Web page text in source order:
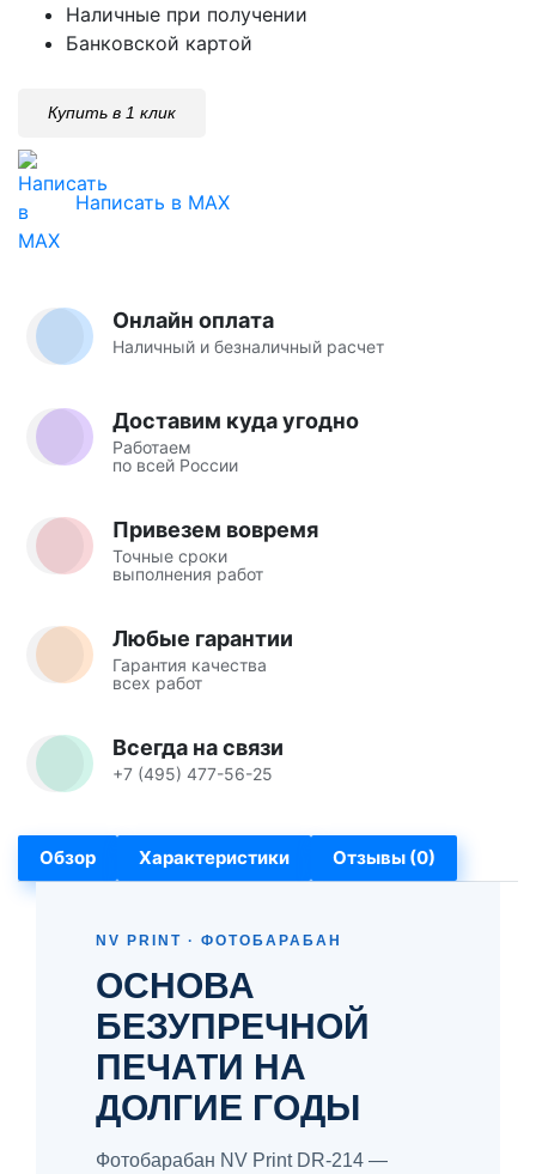
Наличные при получении
Банковской картой
Купить в 1 клик
Написать в MAX
Онлайн оплата
Наличный и безналичный расчет
Доставим куда угодно
Работаем
по всей России
Привезем вовремя
Точные сроки
выполнения работ
Любые гарантии
Гарантия качества
всех работ
Всегда на связи
+7 (495) 477-56-25
Обзор Характеристики Отзывы (0)
NV PRINT · ФОТОБАРАБАН
ОСНОВА
БЕЗУПРЕЧНОЙ
ПЕЧАТИ НА
ДОЛГИЕ ГОДЫ
Фотобарабан NV Print DR-214 —